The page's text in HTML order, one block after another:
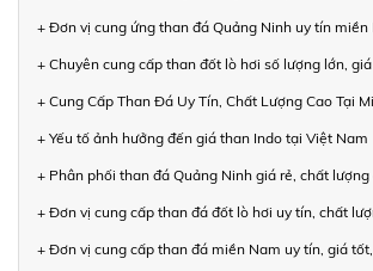
+ Đơn vị cung ứng than đá Quảng Ninh uy tín miền
+ Chuyên cung cấp than đốt lò hơi số lượng lớn,
+ Cung Cấp Than Đá Uy Tín, Chất Lượng Cao Tại
+ Yếu tố ảnh hưởng đến giá than Indo tại Việt Nam
+ Phân phối than đá Quảng Ninh giá rẻ, chất
+ Đơn vị cung cấp than đá đốt lò hơi uy tín, chất
+ Đơn vị cung cấp than đá miền Nam uy tín, giá